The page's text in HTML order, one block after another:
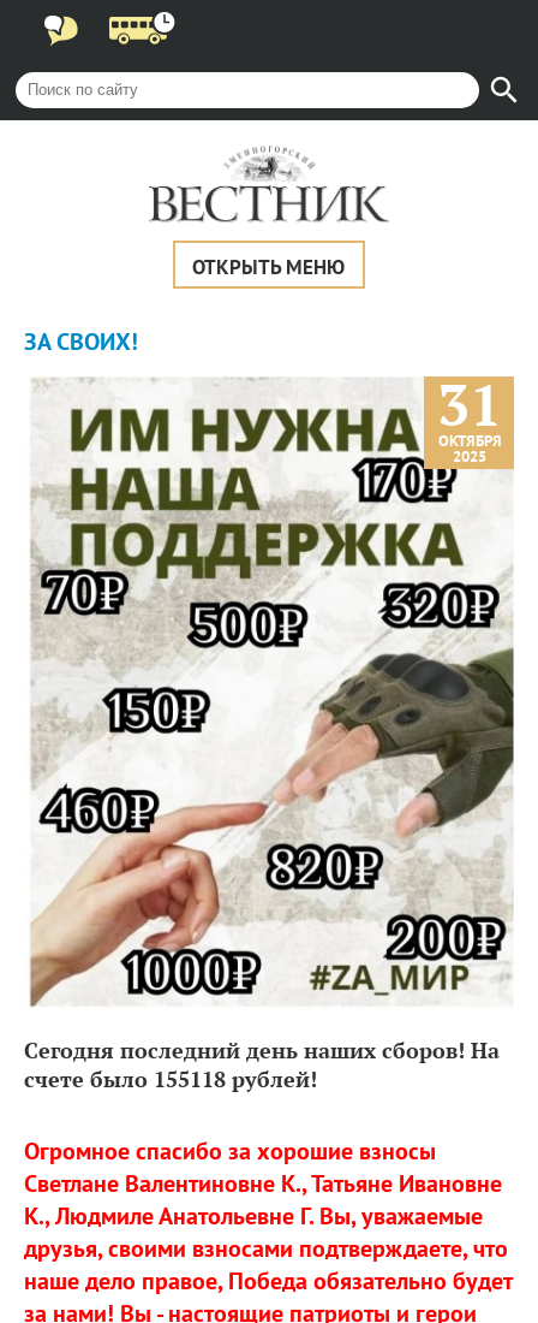
ОТКРЫТЬ МЕНЮ
ЗА СВОИХ!
31
ОКТЯБРЯ
2025
Сегодня последний день наших сборов! На
счете было 155118 рублей!
Огромное спасибо за хорошие взносы
Светлане Валентиновне К., Татьяне Ивановне
К., Людмиле Анатольевне Г. Вы, уважаемые
друзья, своими взносами подтверждаете, что
наше дело правое, Победа обязательно будет
за нами! Вы - настоящие патриоты и герои